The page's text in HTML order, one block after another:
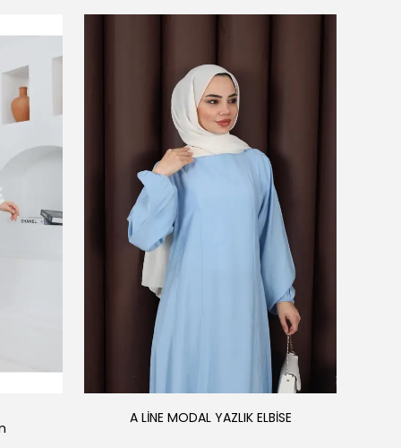
A LİNE MODAL YAZLIK ELBİSE